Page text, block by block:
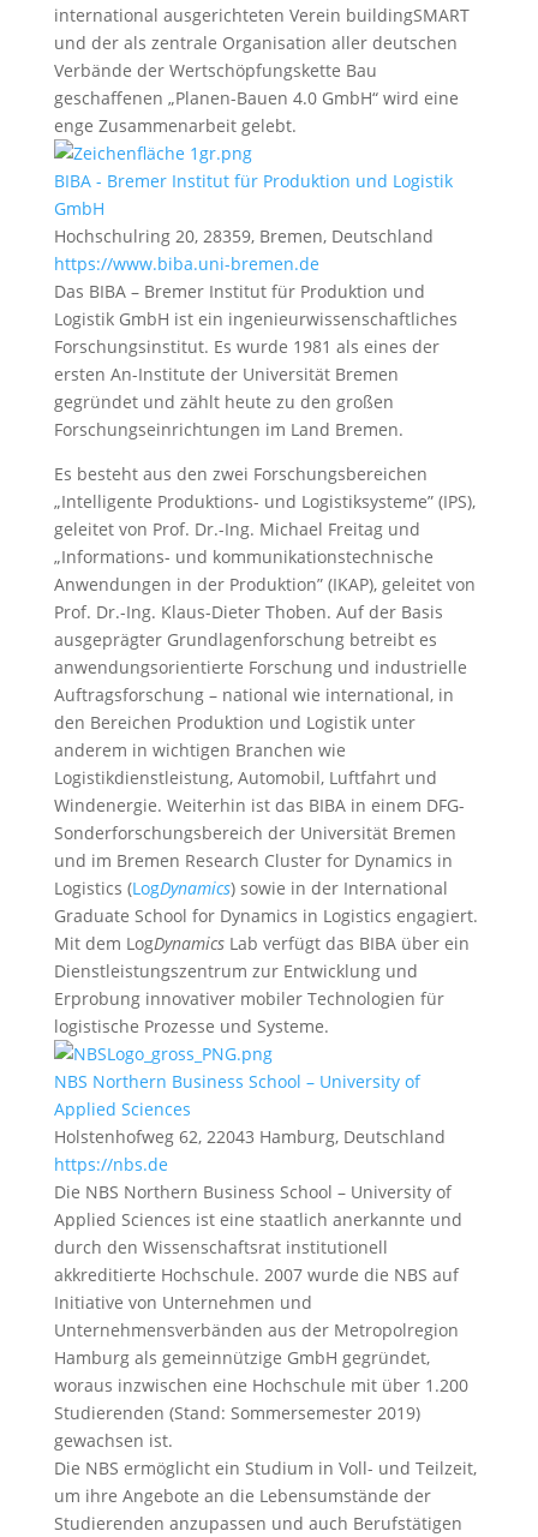
international ausgerichteten Verein buildingSMART
und der als zentrale Organisation aller deutschen
Verbände der Wertschöpfungskette Bau
geschaffenen „Planen-Bauen 4.0 GmbH“ wird eine
enge Zusammenarbeit gelebt.
BIBA - Bremer Institut für Produktion und Logistik
GmbH
Hochschulring 20, 28359, Bremen, Deutschland
https://www.biba.uni-bremen.de
Das BIBA – Bremer Institut für Produktion und
Logistik GmbH ist ein ingenieurwissenschaftliches
Forschungsinstitut. Es wurde 1981 als eines der
ersten An-Institute der Universität Bremen
gegründet und zählt heute zu den großen
Forschungseinrichtungen im Land Bremen.
Es besteht aus den zwei Forschungsbereichen
„Intelligente Produktions- und Logistiksysteme” (IPS),
geleitet von Prof. Dr.-Ing. Michael Freitag und
„Informations- und kommunikationstechnische
Anwendungen in der Produktion” (IKAP), geleitet von
Prof. Dr.-Ing. Klaus-Dieter Thoben. Auf der Basis
ausgeprägter Grundlagenforschung betreibt es
anwendungsorientierte Forschung und industrielle
Auftragsforschung – national wie international, in
den Bereichen Produktion und Logistik unter
anderem in wichtigen Branchen wie
Logistikdienstleistung, Automobil, Luftfahrt und
Windenergie. Weiterhin ist das BIBA in einem DFG-
Sonderforschungsbereich der Universität Bremen
und im Bremen Research Cluster for Dynamics in
Logistics (LogDynamics) sowie in der International
Graduate School for Dynamics in Logistics engagiert.
Mit dem LogDynamicsLab verfügt das BIBA über ein
Dienstleistungszentrum zur Entwicklung und
Erprobung innovativer mobiler Technologien für
logistische Prozesse und Systeme.
NBS Northern Business School – University of
Applied Sciences
Holstenhofweg 62, 22043 Hamburg, Deutschland
https://nbs.de
Die NBS Northern Business School – University of
Applied Sciences ist eine staatlich anerkannte und
durch den Wissenschaftsrat institutionell
akkreditierte Hochschule. 2007 wurde die NBS auf
Initiative von Unternehmen und
Unternehmensverbänden aus der Metropolregion
Hamburg als gemeinnützige GmbH gegründet,
woraus inzwischen eine Hochschule mit über 1.200
Studierenden (Stand: Sommersemester 2019)
gewachsen ist.
Die NBS ermöglicht ein Studium in Voll- und Teilzeit,
um ihre Angebote an die Lebensumstände der
Studierenden anzupassen und auch Berufstätigen